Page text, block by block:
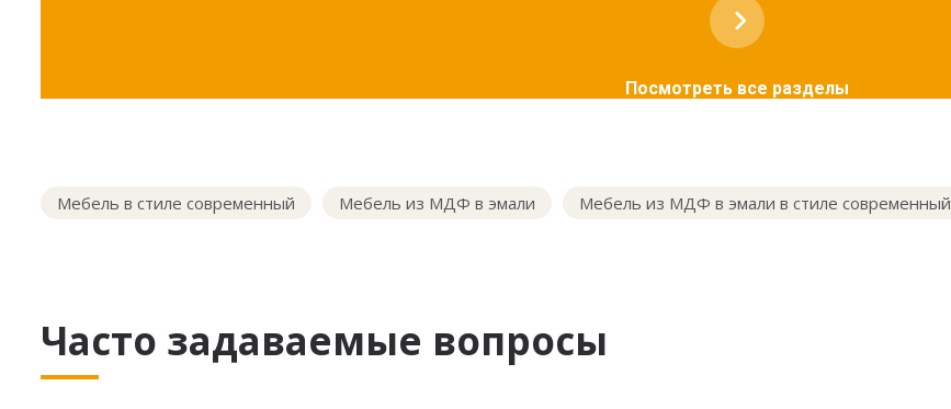
Посмотреть все разделы
Мебель в стиле современный Мебель из МДФ в эмали Мебель из МДФ в эмали в стиле современный
Часто задаваемые вопросы